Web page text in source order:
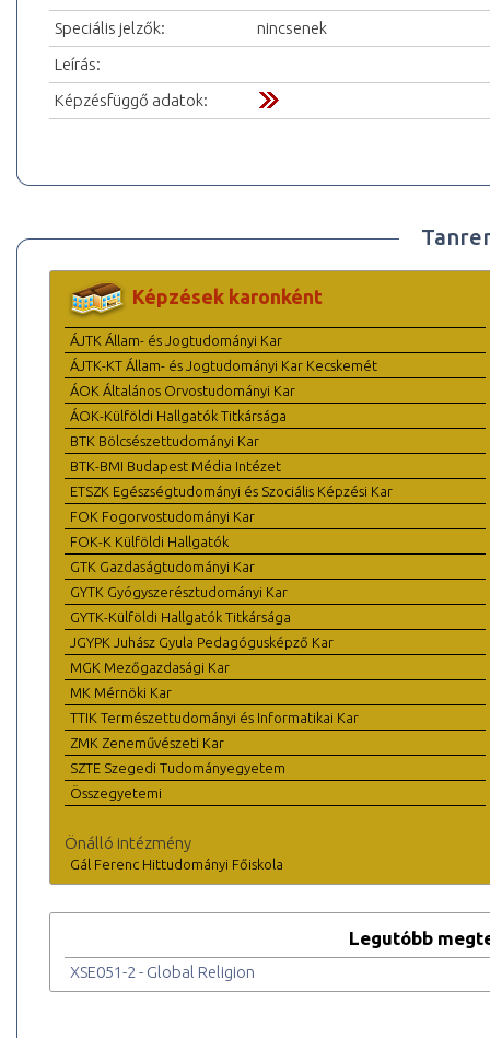
Speciális jelzők:
nincsenek
Leírás:
Képzésfüggő adatok:
Képzések karonként
ÁJTK Állam- és Jogtudományi Kar
ÁJTK-KT Állam- és Jogtudományi Kar Kecskemét
ÁOK Általános Orvostudományi Kar
ÁOK-Külföldi Hallgatók Titkársága
BTK Bölcsészettudományi Kar
BTK-BMI Budapest Média Intézet
ETSZK Egészségtudományi és Szociális Képzési Kar
FOK Fogorvostudományi Kar
FOK-K Külföldi Hallgatók
GTK Gazdaságtudományi Kar
GYTK Gyógyszerésztudományi Kar
GYTK-Külföldi Hallgatók Titkársága
JGYPK Juhász Gyula Pedagógusképző Kar
MGK Mezőgazdasági Kar
MK Mérnöki Kar
TTIK Természettudományi és Informatikai Kar
ZMK Zeneművészeti Kar
SZTE Szegedi Tudományegyetem
Összegyetemi
Önálló intézmény
Gál Ferenc Hittudományi Főiskola
Legutóbb
XSE051-2 - Global Religion